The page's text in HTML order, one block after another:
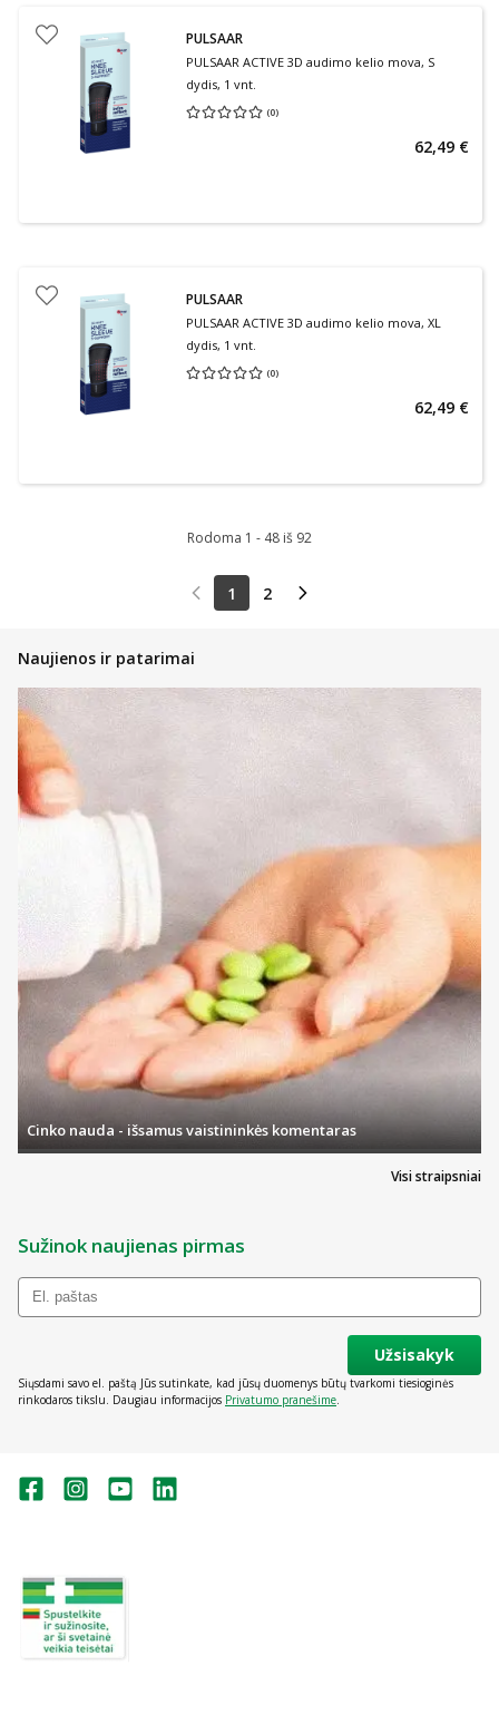
PULSAAR
PULSAAR ACTIVE 3D audimo kelio mova, S
dydis, 1 vnt.
(0)
Vidutinis įvertinimas 0.00
62,49 €
PULSAAR
PULSAAR ACTIVE 3D audimo kelio mova, XL
dydis, 1 vnt.
(0)
Vidutinis įvertinimas 0.00
62,49 €
Rodoma 1 - 48 iš 92
1 2
Naujienos ir patarimai
Visi straipsniai
Cinko nauda - išsamus vaistininkės komentaras
Sužinok naujienas pirmas
Užsisakyk
Siųsdami savo el. paštą Jūs sutinkate, kad jūsų duomenys būtų tvarkomi tiesioginės
rinkodaros tikslu. Daugiau informacijos Privatumo pranešime.